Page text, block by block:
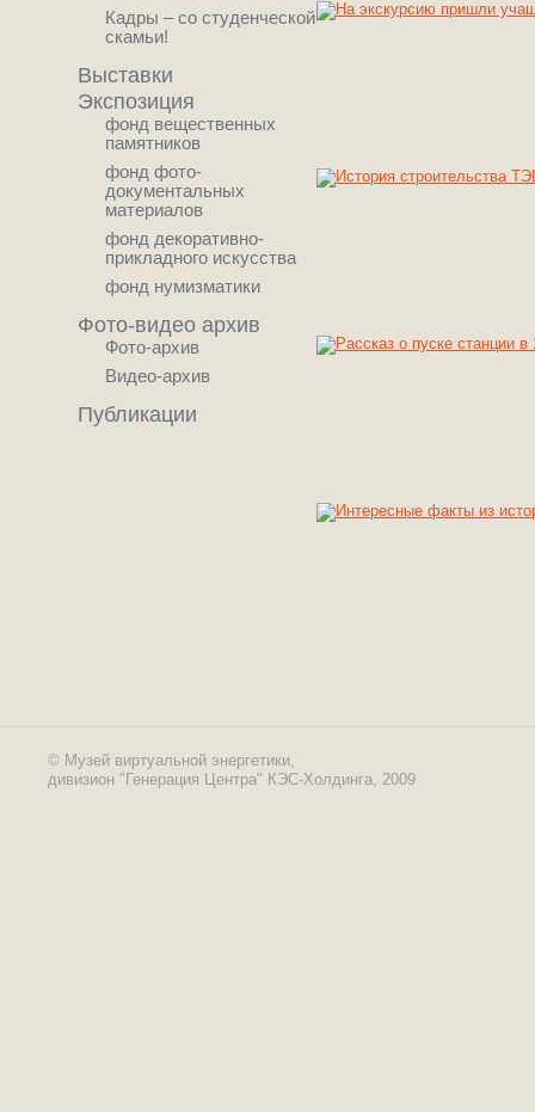
Кадры – со студенческой
скамьи!
Выставки
Экспозиция
фонд вещественных
памятников
фонд фото-
документальных
материалов
фонд декоративно-
прикладного искусства
фонд нумизматики
Фото-видео архив
Фото-архив
Видео-архив
Публикации
© Музей виртуальной энергетики,
дивизион "Генерация Центра" КЭС-Холдинга, 2009